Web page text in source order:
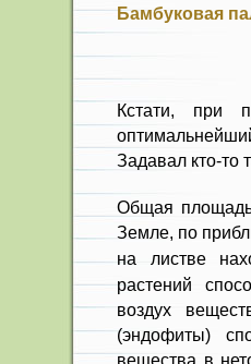
Бамбуковая
Кстати, при
Задавал кто-то
Общая площадь
Земле, по
на листве
растений
воздух
(эндофиты)
вещества в